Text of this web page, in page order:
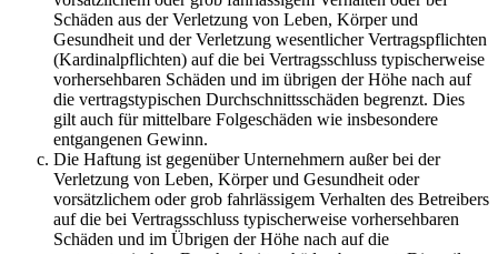
Schäden aus der Verletzung von Leben, Körper und
Gesundheit und der Verletzung wesentlicher Vertragspflichten
(Kardinalpflichten) auf die bei Vertragsschluss typischerweise
vorhersehbaren Schäden und im übrigen der Höhe nach auf
die vertragstypischen Durchschnittsschäden begrenzt. Dies
gilt auch für mittelbare Folgeschäden wie insbesondere
entgangenen Gewinn.
Die Haftung ist gegenüber Unternehmern außer bei der
Verletzung von Leben, Körper und Gesundheit oder
vorsätzlichem oder grob fahrlässigem Verhalten des Betreibers
auf die bei Vertragsschluss typischerweise vorhersehbaren
Schäden und im Übrigen der Höhe nach auf die